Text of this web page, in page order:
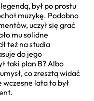
był po prostu
muzykę. Podobno
uczył się grać
mu solidne
też na studia
do jego
taki plan B? Albo
co zresztą widać
lata to był